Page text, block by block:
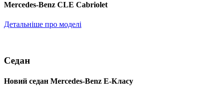
Mercedes-Benz CLE Cabriolet
Детальніше про моделі
Седан
Новий седан Mercedes-Benz Е-Класу